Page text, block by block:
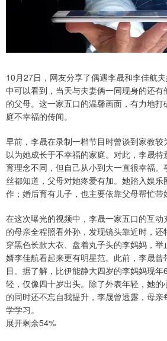
10月27日，网友分享了偶遇李晟和李佳航
中可以看到，当天与夫妻俩一同现身的还
的父母。这一家五口的温馨画面，有力地
庭不幸福的传闻。
早前，李晟在录制一档节目时曾谈到家教
以为她成长于不幸福的家庭。对此，李晟
育理念不同，但自己从小到大一直很幸福
丝都知道，父母对她疼爱有加。她踏入娱
作；婚后育有儿子，也主要依靠父母帮忙带
在这次曝光的视频中，李晟一家五口的互
的母亲全程照看外孙，发现镜头靠近时，
穿黑色长款大衣、盘着丸子头的李妈妈，
婿李佳航看起来更有明星范。此前，李晟
目。据了解，比伊能静大四岁的李妈妈现
轻，仅像四十岁出头。除了外表年轻，她
的同时还不忘自我提升，李晟曾透露，母
学学习。
展开剩余54%